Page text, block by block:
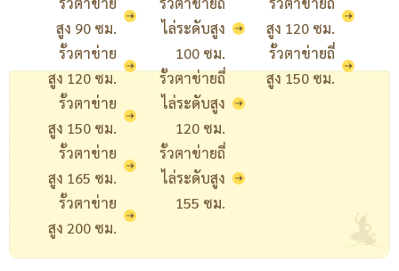
สูง 90 ซม.
รั้วตาข่าย
สูง 120 ซม.
รั้วตาข่าย
สูง 150 ซม.
รั้วตาข่าย
สูง 165 ซม.
รั้วตาข่าย
สูง 200 ซม.
ไล่ระดับสูง
100 ซม.
รั้วตาข่ายถี่
ไล่ระดับสูง
120 ซม.
รั้วตาข่ายถี่
ไล่ระดับสูง
155 ซม.
สูง 120 ซม.
รั้วตาข่ายถี่
สูง 150 ซม.